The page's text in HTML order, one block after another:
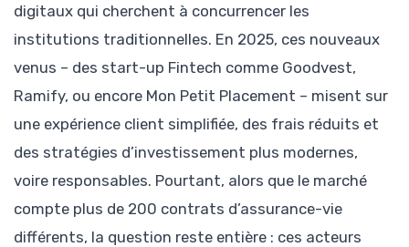
digitaux qui cherchent à concurrencer les
institutions traditionnelles. En 2025, ces nouveaux
venus – des start-up Fintech comme Goodvest,
Ramify, ou encore Mon Petit Placement – misent sur
une expérience client simplifiée, des frais réduits et
des stratégies d’investissement plus modernes,
voire responsables. Pourtant, alors que le marché
compte plus de 200 contrats d’assurance-vie
différents, la question reste entière : ces acteurs